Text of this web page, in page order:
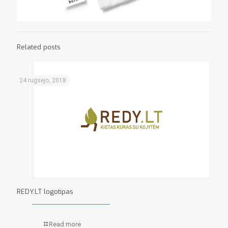
Related posts
24 rugsėjo, 2018
REDY.LT logotipas
Read more